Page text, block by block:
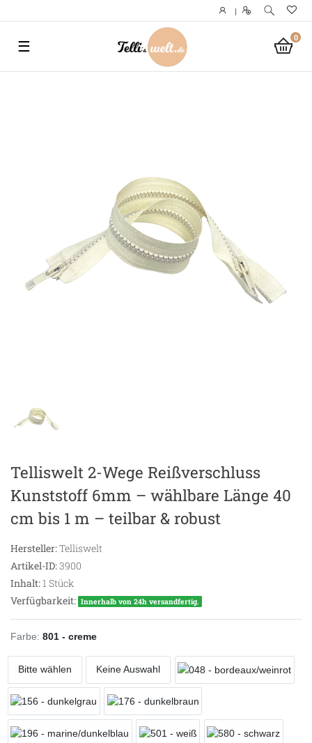
|
0
☰
Telliswelt 2-Wege Reißverschluss
Kunststoff 6mm – wählbare Länge 40
cm bis 1 m – teilbar & robust
Hersteller:Telliswelt
Artikel-ID:3900
Inhalt:1 Stück
Verfügbarkeit: Innerhalb von 24h versandfertig.
Farbe: 801 - creme
Bitte wählen Keine Auswahl